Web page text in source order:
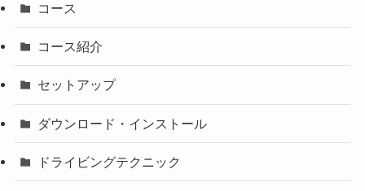
コース
コース紹介
セットアップ
ダウンロード・インストール
ドライビングテクニック